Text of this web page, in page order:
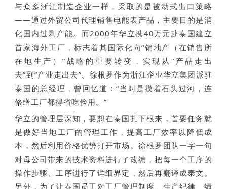
与众多浙江制造企业一样，采取的是被动式出口策略
——通过外贸公司代理销售电能表产品，主要目的是消
化国内过剩产能。而2000年华立携40万元赴泰国建立
首家海外工厂，标志着其国际化向“销地产（在销售所
在地生产）”战略的重要转变，实现从“产品走出
去”到“产业走出去”。徐根罗作为浙江企业华立集团派驻
泰国的总经理，曾回忆道：“当时是摸着石头过河，连
修缮工厂都得省吃俭用。”
华立的管理层深知，要想在泰国扎下根来，首要任务就
是做好当地工厂的管理工作，提高工厂效率以降低成
本，然后利用价格优势打开市场。徐根罗团队一字一句
对母公司带来的技术资料进行了改编，把每一个工序的
操作步骤、工序进行了详细界定，然后再翻译成泰文。
另外，为了让泰国员工对工厂管理制度、生产纪律、绩